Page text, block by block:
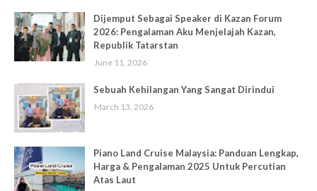
Dijemput Sebagai Speaker di Kazan Forum
2026: Pengalaman Aku Menjelajah Kazan,
Republik Tatarstan
June 11, 2026
Sebuah Kehilangan Yang Sangat Dirindui
March 13, 2026
Piano Land Cruise Malaysia: Panduan Lengkap,
Harga & Pengalaman 2025 Untuk Percutian
Atas Laut